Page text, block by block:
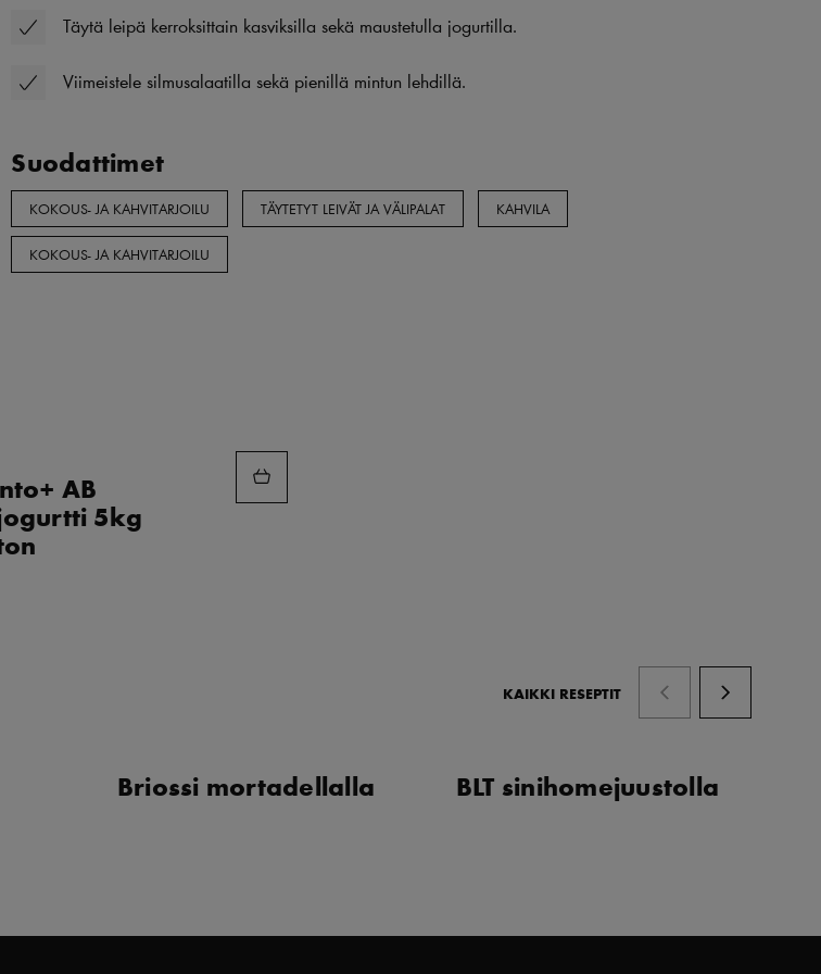
Täytä leipä kerroksittain kasviksilla sekä maustetulla jogurtilla.
Viimeistele silmusalaatilla sekä pienillä mintun lehdillä.
Suodattimet
KOKOUS- JA KAHVITARJOILU TÄYTETYT LEIVÄT JA VÄLIPALAT KAHVILA
KOKOUS- JA KAHVITARJOILU
AB
5kg
KAIKKI RESEPTIT
Briossi mortadellalla BLT sinihomejuustolla